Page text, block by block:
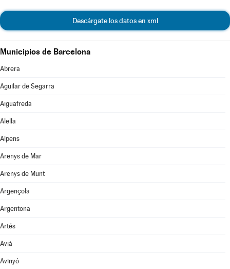
Descárgate los datos en xml
Municipios de Barcelona
Abrera
Aguilar de Segarra
Aiguafreda
Alella
Alpens
Arenys de Mar
Arenys de Munt
Argençola
Argentona
Artés
Avià
Avinyó